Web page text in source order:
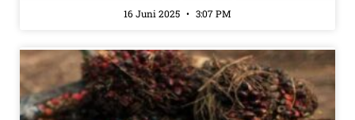
16 Juni 2025
3:07 PM